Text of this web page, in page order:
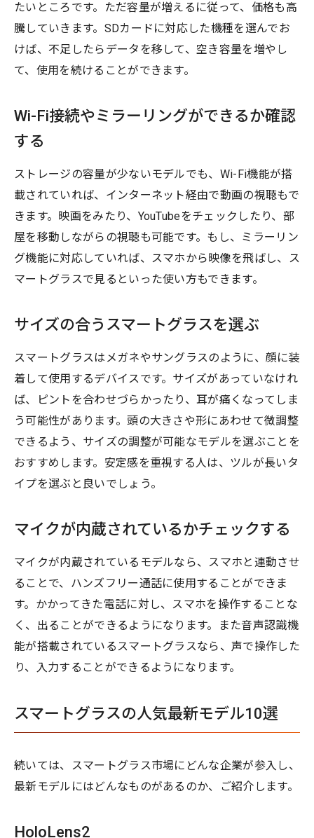
たいところです。ただ容量が増えるに従って、価格も高
騰していきます。SDカードに対応した機種を選んでお
けば、不足したらデータを移して、空き容量を増やし
て、使用を続けることができます。
Wi-Fi接続やミラーリングができるか確認
する
ストレージの容量が少ないモデルでも、Wi-Fi機能が搭
載されていれば、インターネット経由で動画の視聴もで
きます。映画をみたり、YouTubeをチェックしたり、部
屋を移動しながらの視聴も可能です。もし、ミラーリン
グ機能に対応していれば、スマホから映像を飛ばし、ス
マートグラスで見るといった使い方もできます。
サイズの合うスマートグラスを選ぶ
スマートグラスはメガネやサングラスのように、顔に装
着して使用するデバイスです。サイズがあっていなけれ
ば、ピントを合わせづらかったり、耳が痛くなってしま
う可能性があります。頭の大きさや形にあわせて微調整
できるよう、サイズの調整が可能なモデルを選ぶことを
おすすめします。安定感を重視する人は、ツルが長いタ
イプを選ぶと良いでしょう。
マイクが内蔵されているかチェックする
マイクが内蔵されているモデルなら、スマホと連動させ
ることで、ハンズフリー通話に使用することができま
す。かかってきた電話に対し、スマホを操作することな
く、出ることができるようになります。また音声認識機
能が搭載されているスマートグラスなら、声で操作した
り、入力することができるようになります。
スマートグラスの人気最新モデル10選
続いては、スマートグラス市場にどんな企業が参入し、
最新モデルにはどんなものがあるのか、ご紹介します。
HoloLens2